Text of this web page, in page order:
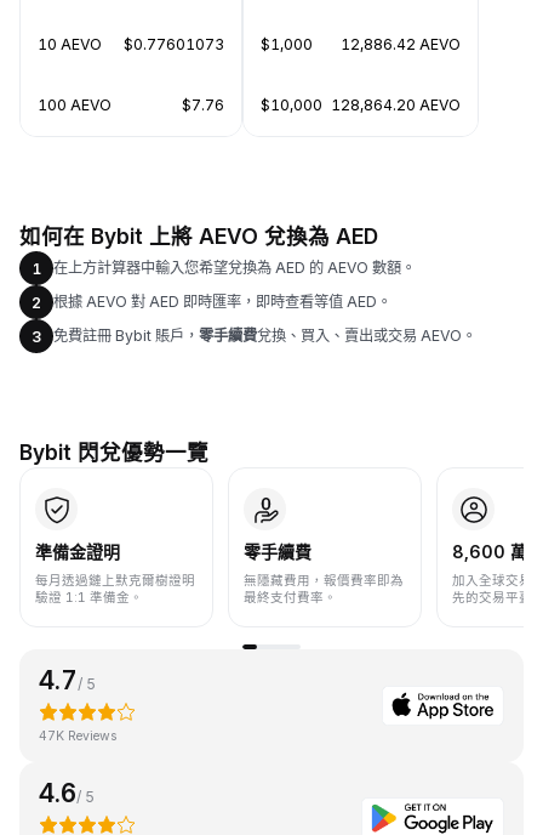
10 AEVO $0.77601073
100 AEVO $7.76
$1,000 12,886.42 AEVO
$10,000 128,864.20 AEVO
如何在 Bybit 上將 AEVO 兌換為 AED
1
在上方計算器中輸入您希望兌換為 AED 的 AEVO 數額。
2
根據 AEVO 對 AED 即時匯率，即時查看等值 AED。
3
免費註冊 Bybit 賬戶， 零手續費兌換、買入、賣出或交易 AEVO。
Bybit 閃兌優勢一覽
準備金證明
每月透過鏈上默克爾樹證明
驗證 1:1 準備金。
零手續費
無隱藏費用，報價費率即為
最終支付費率。
8,600 萬+
加入全球交易
先的交易平臺
4.7/ 5
47K Reviews
4.6/ 5